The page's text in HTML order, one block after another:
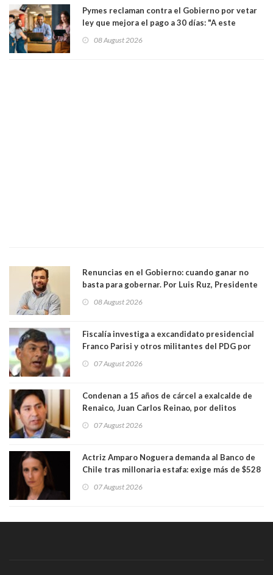
Pymes reclaman contra el Gobierno por vetar
ley que mejora el pago a 30 días: "A este
medianas empresas"
08 August 2026
Renuncias en el Gobierno: cuando ganar no
basta para gobernar. Por Luis Ruz, Presidente
08 August 2026
Fiscalía investiga a excandidato presidencial
Franco Parisi y otros militantes del PDG por
07 August 2026
Condenan a 15 años de cárcel a exalcalde de
Renaico, Juan Carlos Reinao, por delitos
07 August 2026
Actriz Amparo Noguera demanda al Banco de
Chile tras millonaria estafa: exige más de $528
07 August 2026